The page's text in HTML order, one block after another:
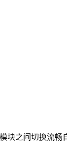
块之间切换流